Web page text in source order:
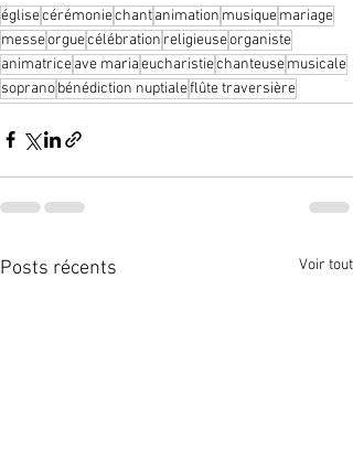
églisecérémoniechantanimation musiquemariage
messeorguecélébration religieuseorganiste
animatriceave mariaeucharistiechanteusemusicale
sopranobénédiction nuptialeflûte traversière
Posts récents Voir tout